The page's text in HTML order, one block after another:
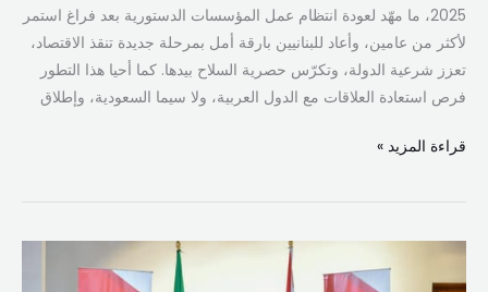
2025، ما مهّد لعودة انتظام عمل المؤسسات الدستورية بعد فراغ استمر
لأكثر من عامين، وأعاد للبنانيين بارقة أمل بمرحلة جديدة تنقذ الاقتصاد،
تعزز شرعية الدولة، وتكرّس حصرية السلاح بيدها. كما أحيا هذا التطور
فرص استعادة العلاقات مع الدول العربية، ولا سيما السعودية، وإطلاق
قراءة المزيد »
جابر:
لن